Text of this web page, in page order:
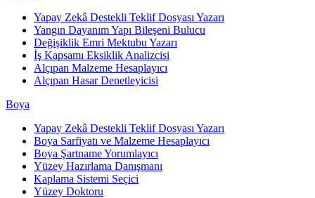
Yapay Zekâ Destekli Teklif Dosyası Yazarı
Yangın Dayanım Yapı Bileşeni Bulucu
Değişiklik Emri Mektubu Yazarı
İş Kapsamı Eksiklik Analizcisi
Alçıpan Malzeme Hesaplayıcı
Alçıpan Hasar Denetleyicisi
Boya
Yapay Zekâ Destekli Teklif Dosyası Yazarı
Boya Sarfiyatı ve Malzeme Hesaplayıcı
Boya Şartname Yorumlayıcı
Yüzey Hazırlama Danışmanı
Kaplama Sistemi Seçici
Yüzey Doktoru